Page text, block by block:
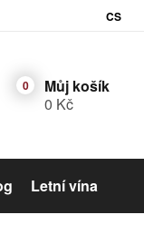
CS
Můj košík
0 Kč
Letní vína